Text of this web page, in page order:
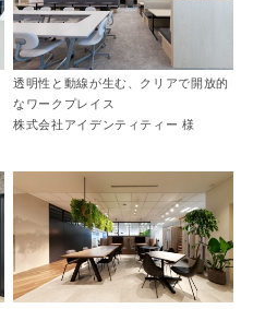
透明性と動線が生む、クリアで開放的
なワークプレイス
株式会社アイデンティティー 様